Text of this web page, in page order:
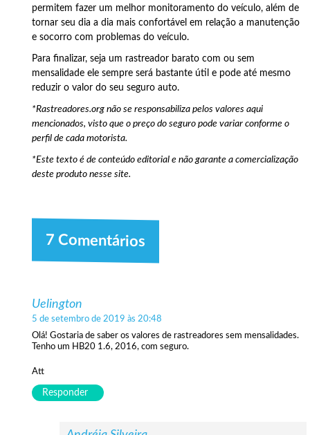
permitem fazer um melhor monitoramento do veículo, além de
tornar seu dia a dia mais confortável em relação a manutenção
e socorro com problemas do veículo.
Para finalizar, seja um rastreador barato com ou sem
mensalidade ele sempre será bastante útil e pode até mesmo
reduzir o valor do seu seguro auto.
*Rastreadores.org não se responsabiliza pelos valores aqui
mencionados, visto que o preço do seguro pode variar conforme o
perfil de cada motorista.
*Este texto é de conteúdo editorial e não garante a comercialização
deste produto nesse site.
7 Comentários
Uelington
5 de setembro de 2019 às 20:48
Olá! Gostaria de saber os valores de rastreadores sem mensalidades.
Tenho um HB20 1.6, 2016, com seguro.
Att
Responder